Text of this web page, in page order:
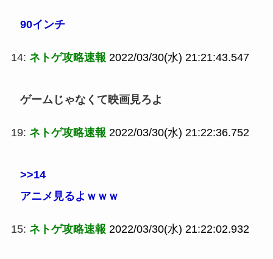
90インチ
14: ネトゲ攻略速報 2022/03/30(水) 21:21:43.547
ゲームじゃなくて映画見ろよ
19: ネトゲ攻略速報 2022/03/30(水) 21:22:36.752
>>14
アニメ見るよｗｗｗ
15: ネトゲ攻略速報 2022/03/30(水) 21:22:02.932